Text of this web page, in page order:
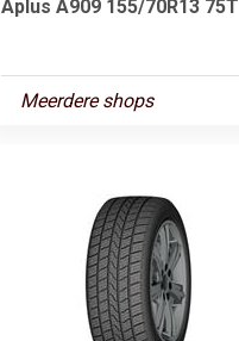
Aplus A909 155/70R13 75T
Meerdere shops